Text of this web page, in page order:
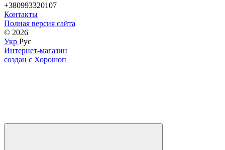
+380993320107
Контакты
Полная версия сайта
© 2026
Укр Рус
Интернет-магазин
создан с Хорошоп